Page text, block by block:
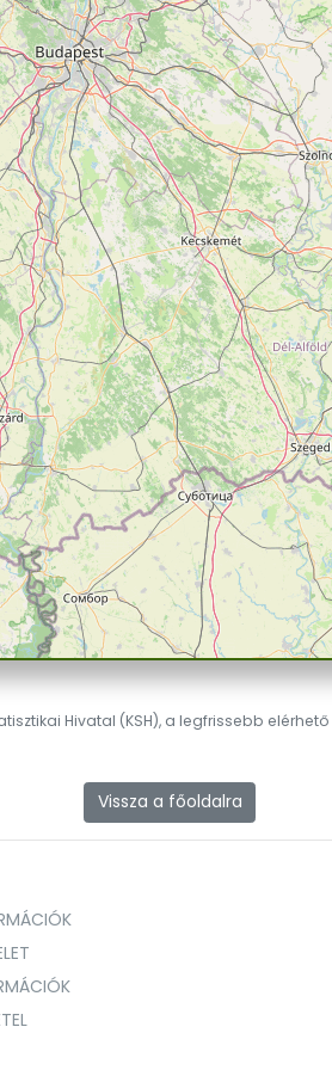
Hivatal (KSH), a legfrissebb
Vissza a főoldalra